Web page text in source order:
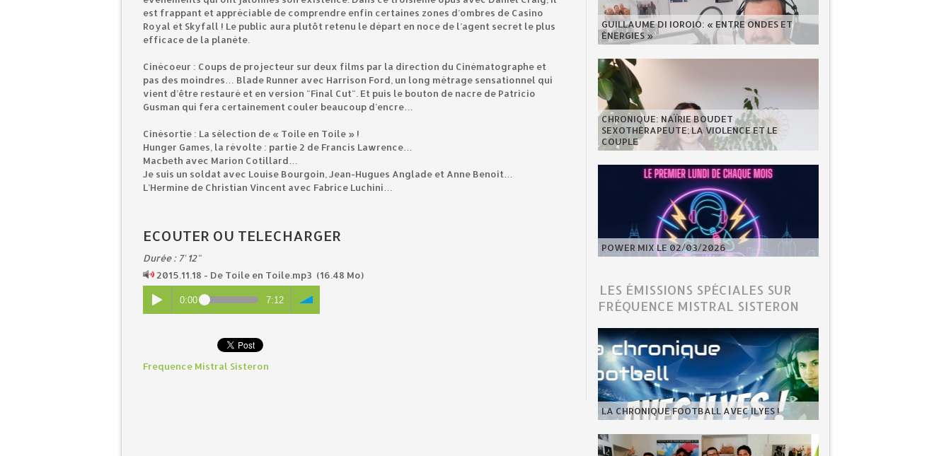
est frappant et appréciable de comprendre enfin certaines zones d’ombres de Casino
Royal et Skyfall ! Le public aura plutôt retenu le départ en noce de l’agent secret le plus
efficace de la planète.
Cinécoeur : Coups de projecteur sur deux films par la direction du Cinématographe et
pas des moindres… Blade Runner avec Harrison Ford, un long métrage sensationnel qui
vient d’être restauré et en version "Final Cut". Et puis le bouton de nacre de Patricio
Gusman qui fera certainement couler beaucoup d’encre…
Cinésortie : La sélection de « Toile en Toile » !
Hunger Games, la révolte : partie 2 de Francis Lawrence…
Macbeth avec Marion Cotillard…
Je suis un soldat avec Louise Bourgoin, Jean-Hugues Anglade et Anne Benoit…
L’Hermine de Christian Vincent avec Fabrice Luchini…
ECOUTER OU TELECHARGER
Durée : 7' 12"
2015.11.18 - De Toile en Toile.mp3 (16.48 Mo)
0:00 7:12
Frequence Mistral Sisteron
GUILLAUME DI IOROIO: « ENTRE ONDES ET
ÉNERGIES »
CHRONIQUE: NAÏRIE BOUDET
SEXOTHÉRAPEUTE; LA VIOLENCE ET LE
COUPLE
POWER MIX LE 02/03/2026
LES ÉMISSIONS SPÉCIALES SUR
FRÉQUENCE MISTRAL SISTERON
LA CHRONIQUE FOOTBALL AVEC ILYES !